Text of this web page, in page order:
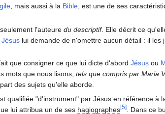
, mais aussi à la Bible, est une de ses
l'auteuredu descriptif. Elle décrit ce
Jésus lui demande de n'omettre aucun détail : il
que consigner ce que lui dicte d'abordJésus ou
mots que nous lisons,tels que compris par Maria
des sujets qu'elle aborde.
qualifiée "d'instrument" par Jésus en référence
lui attribua un de ses hagiographes[5]
. Dans ce